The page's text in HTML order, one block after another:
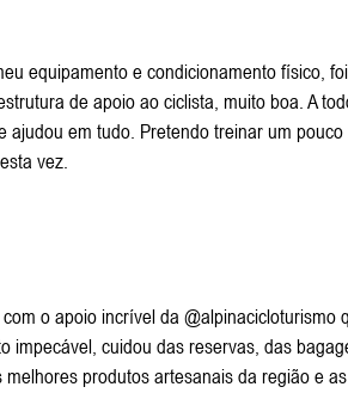
equipamento e condicionamento físico, foi
de apoio ao ciclista, muito boa. A
ajudou em tudo. Pretendo treinar um pouco
vez.
o apoio incrível da @alpinacicloturismo
impecável, cuidou das reservas, das
produtos artesanais da região e as